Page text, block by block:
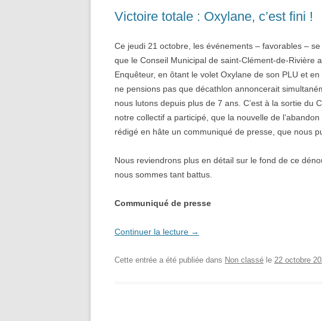
Victoire totale : Oxylane, c’est fini !
Ce jeudi 21 octobre, les événements – favorables –
que le Conseil Municipal de saint-Clément-de-Rivière
Enquêteur, en ôtant le volet Oxylane de son PLU et
ne pensions pas que décathlon annoncerait
nous lutons depuis plus de 7 ans. C’est à la sortie du
notre collectif a participé, que la nouvelle de
rédigé en hâte un communiqué de presse, que nous
Nous reviendrons plus en détail sur le fond de ce
nous sommes tant battus.
Communiqué de presse
Continuer la lecture →
Cette entrée a été publiée dans Non classé le 22 octobre